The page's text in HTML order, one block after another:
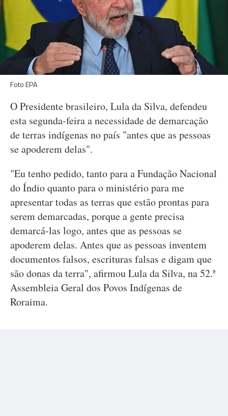
Foto EPA
O Presidente brasileiro, Lula da Silva, defendeu
esta segunda-feira a necessidade de demarcação
de terras indígenas no país "antes que as pessoas
se apoderem delas".
"Eu tenho pedido, tanto para a Fundação Nacional
do Índio quanto para o ministério para me
apresentar todas as terras que estão prontas para
serem demarcadas, porque a gente precisa
demarcá-las logo, antes que as pessoas se
apoderem delas. Antes que as pessoas inventem
documentos falsos, escrituras falsas e digam que
são donas da terra", afirmou Lula da Silva, na 52.ª
Assembleia Geral dos Povos Indígenas de
Roraima.